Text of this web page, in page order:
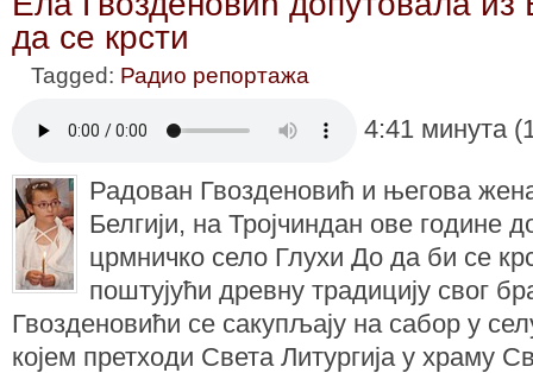
да се крсти
Tagged: Радио репортажа
4:41 минута
Радован Гвозденовић и његова
Белгији, на Тројчиндан ове године
црмничко село Глухи До да би се
поштујући древну традицију свог
Гвозденовићи се сакупљају на сабор у
којем претходи Света Литургија у храму